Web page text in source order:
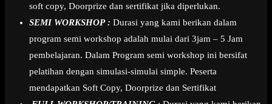
soft copy, Doorprize dan sertifikat jika diperlukan.
SEMI WORKSHOP : Durasi yang kami berikan dalam
program semi workshop adalah mulai dari 3jam – 5 Jam
pembelajaran. Dalam Program semi workshop ini bersifat
pelatihan dengan simulasi-simulai simple. Peserta
mendapatkan Soft Copy, Doorprize dan Sertifikat